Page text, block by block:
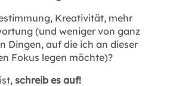
Kreativität, mehr
(und weniger von ganz
Dingen, auf die ich an dieser
Fokus legen möchte)?
schreib es auf!